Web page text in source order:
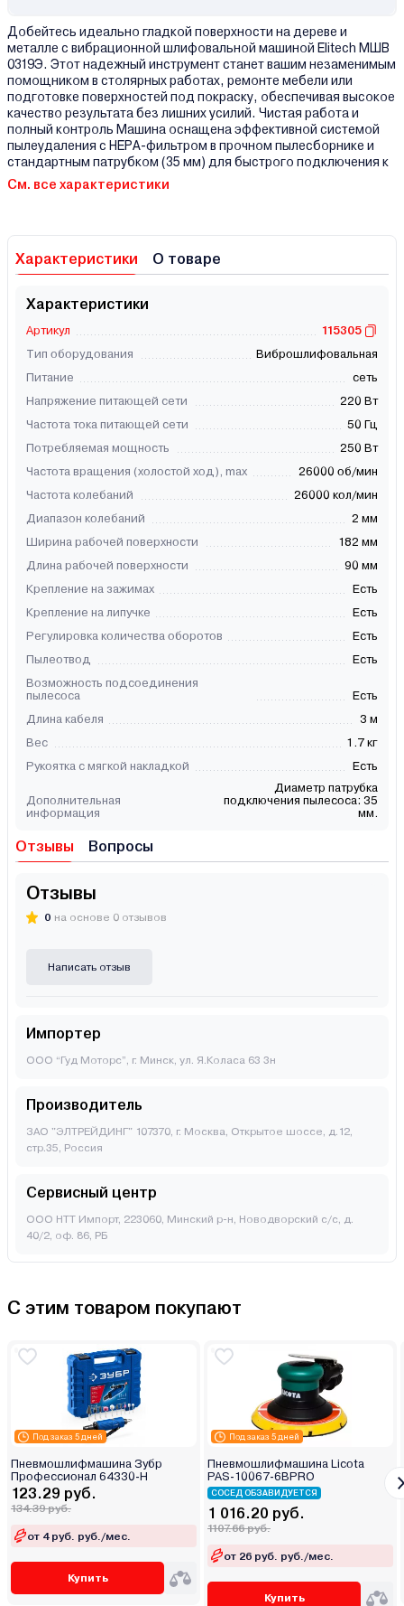
Добейтесь идеально гладкой поверхности на дереве и
металле с вибрационной шлифовальной машиной Elitech МШВ
0319Э. Этот надежный инструмент станет вашим незаменимым
помощником в столярных работах, ремонте мебели или
подготовке поверхностей под покраску, обеспечивая высокое
качество результата без лишних усилий. Чистая работа и
полный контроль Машина оснащена эффективной системой
пылеудаления с НЕРА-фильтром в прочном пылесборнике и
стандартным патрубком (35 мм) для быстрого подключения к
См. все характеристики
Характеристики О товаре
Характеристики
Артикул
115305
Тип оборудования
Виброшлифовальная
Питание
сеть
Напряжение питающей сети
220 Вт
Частота тока питающей сети
50 Гц
Потребляемая мощность
250 Вт
Частота вращения (холостой ход), max
26000 об/мин
Частота колебаний
26000 кол/мин
Диапазон колебаний
2 мм
Ширина рабочей поверхности
182 мм
Длина рабочей поверхности
90 мм
Крепление на зажимах
Есть
Крепление на липучке
Есть
Регулировка количества оборотов
Есть
Пылеотвод
Есть
Возможность подсоединения
пылесоса
Есть
Длина кабеля
3 м
Вес
1.7 кг
Рукоятка с мягкой накладкой
Есть
Дополнительная
информация
Диаметр патрубка
подключения пылесоса: 35
мм.
Отзывы Вопросы
Отзывы
0 на основе 0 отзывов
Написать отзыв
Импортер
ООО “Гуд Моторс”, г. Минск, ул. Я.Коласа 63 3н
Производитель
ЗАО "ЭЛТРЕЙДИНГ" 107370, г. Москва, Открытое шоссе, д.12,
стр.35, Россия
Сервисный центр
ООО НТТ Импорт, 223060, Минский р-н, Новодворский с/с, д.
40/2, оф. 86, РБ
С этим товаром покупают
Под заказ 5 дней
Пневмошлифмашина Зубр
Профессионал 64330-H
123.29 руб.
134.39 руб.
от 4 руб. руб./мес.
Купить
Под заказ 5 дней
Пневмошлифмашина Licota
PAS-10067-6BPRO
СОСЕД ОБЗАВИДУЕТСЯ
1 016.20 руб.
1107.66 руб.
от 26 руб. руб./мес.
Купить